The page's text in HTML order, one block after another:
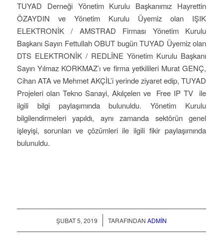
TUYAD Derneği Yönetim Kurulu Başkanımız Hayrettin
ÖZAYDIN ve Yönetim Kurulu Üyemiz olan IŞIK
ELEKTRONİK / AMSTRAD Firması Yönetim Kurulu
Başkanı Sayın Fettullah OBUT bugün TUYAD Üyemiz olan
DTS ELEKTRONİK / REDLİNE Yönetim Kurulu Başkanı
Sayın Yılmaz KORKMAZ’ı ve firma yetkilileri Murat GENÇ,
Cihan ATA ve Mehmet AKÇİL’i yerinde ziyaret edip, TUYAD
Projeleri olan Tekno Sanayi, Akılçelen ve Free IP TV ile
ilgili bilgi paylaşımında bulunuldu. Yönetim Kurulu
bilgilendirmeleri yapıldı, aynı zamanda sektörün genel
işleyişi, sorunları ve çözümleri ile ilgili fikir paylaşımında
bulunuldu.
ŞUBAT 5, 2019
/ TARAFINDAN ADMIN